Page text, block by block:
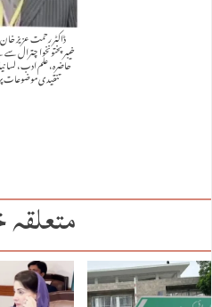
ڈاکٹر رحمت عزیز
خیبرپختونخوا
حاضرہ، علم ادب،
تنقیدی موضوعات